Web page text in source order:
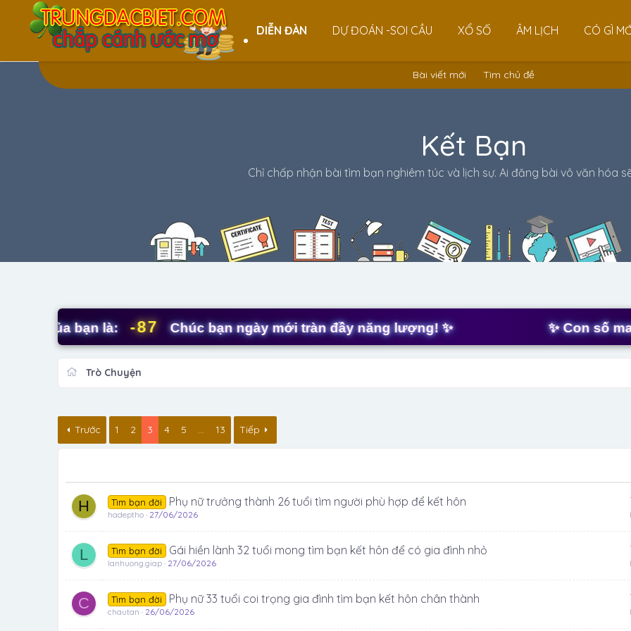
DIỄN ĐÀN DỰ ĐOÁN -SOI CẦU XỔ SỐ ÂM LỊCH CÓ GÌ
Bài viết mới Tìm chủ đề
Kết Bạn
Chỉ chấp nhận bài tìm bạn nghiêm túc và lịch sự. Ai đăng bài vô văn hóa
của bạn là: -87 Chúc bạn ngày mới tràn đầy năng lượng! ✨ ✨ Con số may
Trò Chuyện
Trước 1 2 3 4 5 13 Tiếp
H Tìm bạn đời Phụ nữ trưởng thành 26 tuổi tìm người phù hợp để kết hôn
hadeptho 27/06/2026
L Tìm bạn đời Gái hiền lành 32 tuổi mong tìm bạn kết hôn để có gia đình nhỏ
lanhuong.giap 27/06/2026
C Tìm bạn đời Phụ nữ 33 tuổi coi trọng gia đình tìm bạn kết hôn chân thành
chautan 26/06/2026